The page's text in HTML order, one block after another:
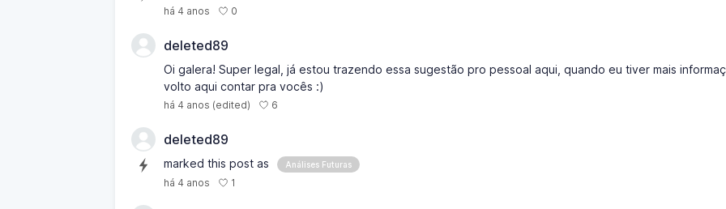
há 4 anos 0
deleted89
Oi galera! Super legal, já estou trazendo essa sugestão pro pessoal aqui, quando eu tiver mais
volto aqui contar pra vocês :)
há 4 anos (edited) 6
deleted89
marked this post as Análises Futuras
há 4 anos 1